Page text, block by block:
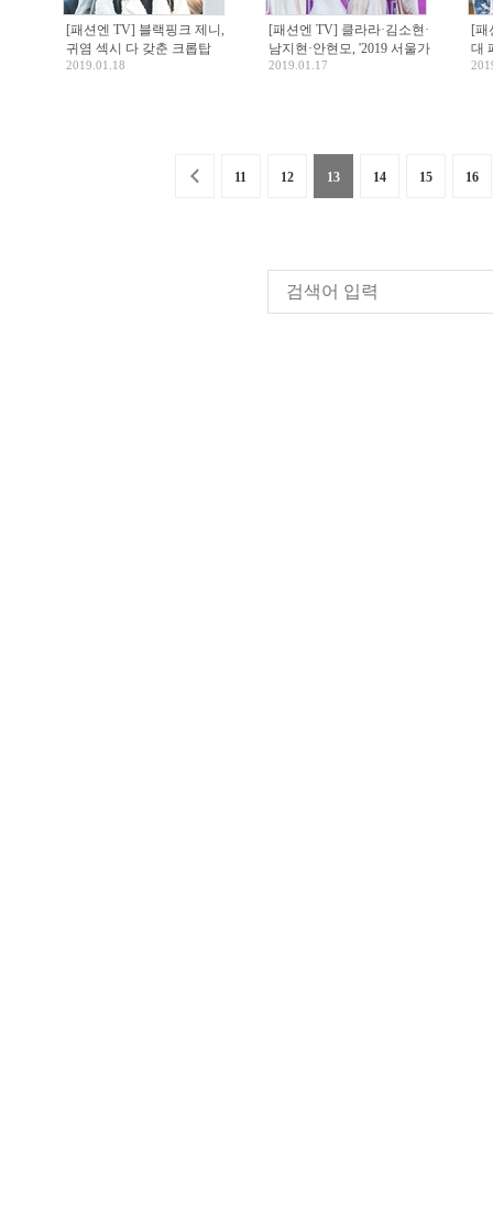
[패션엔 TV] 블랙핑크 제니,
귀염 섹시 다 갖춘 크롭탑
+레깅스 패션!
2019.01.18
[패션엔 TV] 클라라·김소현·
남지현·안현모, '2019 서울가
요대상' 뜨겁게 달군 드레스
2019.01.17
[패
대
11 12 13 14 15 16